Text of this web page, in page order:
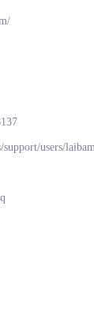
users/